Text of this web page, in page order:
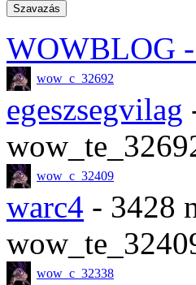
WOWBLOG
wow_c_32692
egeszsegvilag
wow_c_32409
warc4 - 3428
wow_c_32338